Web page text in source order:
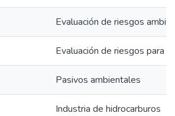
Evaluación de riesgos
Evaluación de riesgos para
Pasivos ambientales
Industria de hidrocarburos